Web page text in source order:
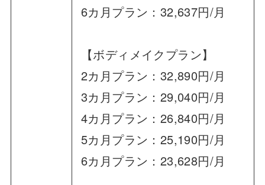
6カ月プラン：32,637円/月
【ボディメイクプラン】
2カ月プラン：32,890円/月
3カ月プラン：29,040円/月
4カ月プラン：26,840円/月
5カ月プラン：25,190円/月
6カ月プラン：23,628円/月